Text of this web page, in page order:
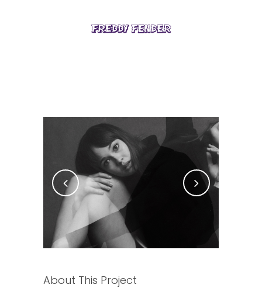
About This Project